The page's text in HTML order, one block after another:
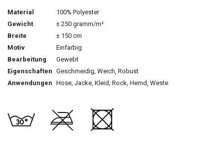
Material
100% Polyester
Gewicht
± 250 gramm/m²
Breite
± 150 cm
Motiv
Einfarbig
Bearbeitung
Gewebt
Eigenschaften Geschmeidig, Weich, Robust
Anwendungen Hose, Jacke, Kleid, Rock, Hemd, Weste